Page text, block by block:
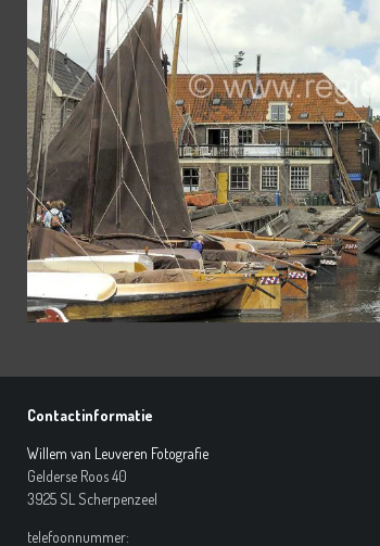
Contactinformatie
Willem van Leuveren Fotografie
Gelderse Roos 40
3925 SL Scherpenzeel
telefoonnummer: